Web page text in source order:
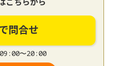
問合せ
09:00〜20:00